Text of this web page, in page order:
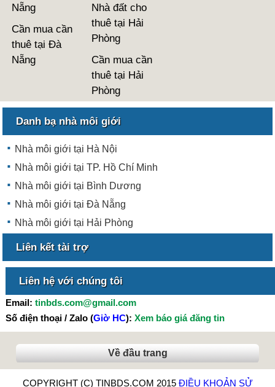
Nẵng
Cần mua cần
thuê tại Đà
Nẵng
Nhà đất cho
thuê tại Hải
Phòng
Cần mua cần
thuê tại Hải
Phòng
Danh bạ nhà môi giới
Nhà môi giới tại Hà Nội
Nhà môi giới tại TP. Hồ Chí Minh
Nhà môi giới tại Bình Dương
Nhà môi giới tại Đà Nẵng
Nhà môi giới tại Hải Phòng
Liên kết tài trợ
Liên hệ với chúng tôi
Email: tinbds.com@gmail.com
Số điện thoại / Zalo (Giờ HC): Xem báo giá đăng tin
Về đầu trang
COPYRIGHT (C) TINBDS.COM 2015 ĐIỀU KHOẢN SỬ